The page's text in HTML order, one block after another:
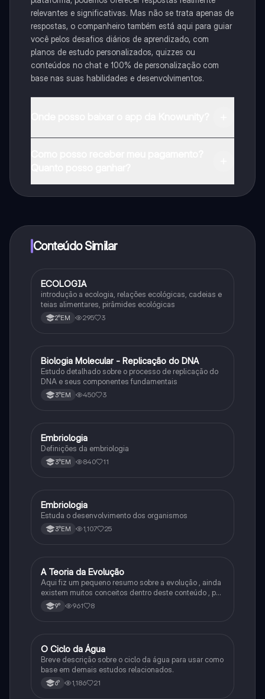
relevantes e significativas. Mas não se trata apenas de
respostas, o companheiro também está aqui para guiar
você pelos desafios diários de aprendizado, com
planos de estudo personalizados, quizzes ou
conteúdos no chat e 100% de personalização com
base nas suas habilidades e desenvolvimentos.
Conteúdo Similar
Biologia
ECOLOGIA
introdução a ecologia, relações ecológicas, cadeias e
teias alimentares, pirâmides ecológicas
2°EM 295 3
Ciência
Biologia Molecular - Replicação do DNA
Estudo detalhado sobre o processo de replicação do
DNA e seus componentes fundamentais
3°EM 450 3
Biologia
Embriologia
Definições da embriologia
3°EM 840 11
Biologia
Embriologia
Estuda o desenvolvimento dos organismos
3°EM 1,107 25
Biologia
A Teoria da Evolução
Aqui fiz um pequeno resumo sobre a evolução , ainda
existem muitos conceitos dentro deste conteúdo , por
isso sempre é bom procurar por mais fontes e
algumas questões para se resolver e fixar melhor.
9° 961 8
Química
O Ciclo da Água
Breve descrição sobre o ciclo da água para usar como
base em demais estudos relacionados.
6° 1,186 21